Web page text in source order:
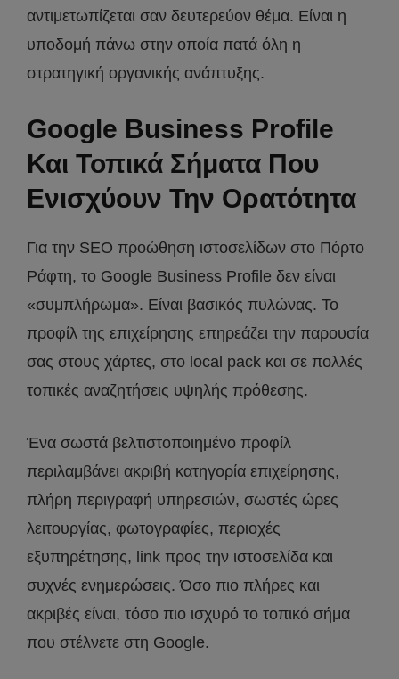
αντιμετωπίζεται σαν δευτερεύον θέμα. Είναι η
υποδομή πάνω στην οποία πατά όλη η
στρατηγική οργανικής ανάπτυξης.
Google Business Profile
Και Τοπικά Σήματα Που
Ενισχύουν Την Ορατότητα
Για την SEO προώθηση ιστοσελίδων στο Πόρτο
Ράφτη, το Google Business Profile δεν είναι
«συμπλήρωμα». Είναι βασικός πυλώνας. Το
προφίλ της επιχείρησης επηρεάζει την παρουσία
σας στους χάρτες, στο local pack και σε πολλές
τοπικές αναζητήσεις υψηλής πρόθεσης.
Ένα σωστά βελτιστοποιημένο προφίλ
περιλαμβάνει ακριβή κατηγορία επιχείρησης,
πλήρη περιγραφή υπηρεσιών, σωστές ώρες
λειτουργίας, φωτογραφίες, περιοχές
εξυπηρέτησης, link προς την ιστοσελίδα και
συχνές ενημερώσεις. Όσο πιο πλήρες και
ακριβές είναι, τόσο πιο ισχυρό το τοπικό σήμα
που στέλνετε στη Google.